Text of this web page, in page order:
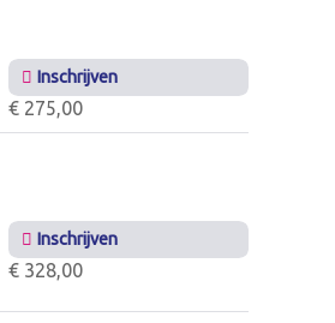
Inschrijven
€ 275,00
Inschrijven
€ 328,00